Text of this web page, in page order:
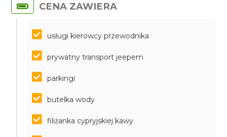
CENA ZAWIERA
usługi kierowcy przewodnika
prywatny transport jeepem
parkingi
butelka wody
filiżanka cypryjskiej kawy